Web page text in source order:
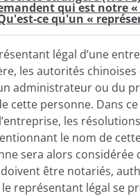
qui est notre
ce qu'un «
légal d’une
les autorités
administrateur ou du
cette personne. Dans
les
le nom de
sera alors
être notariés,
le représentant légal se